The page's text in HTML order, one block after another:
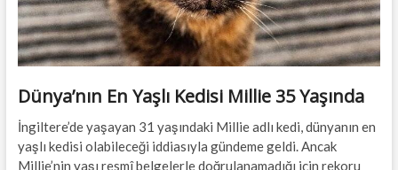
Dünya’nın En Yaşlı Kedisi Millie 35 Yaşında
İngiltere’de yaşayan 31 yaşındaki Millie adlı kedi, dünyanın en
yaşlı kedisi olabileceği iddiasıyla gündeme geldi. Ancak
Millie’nin yaşı resmî belgelerle doğrulanamadığı için rekoru